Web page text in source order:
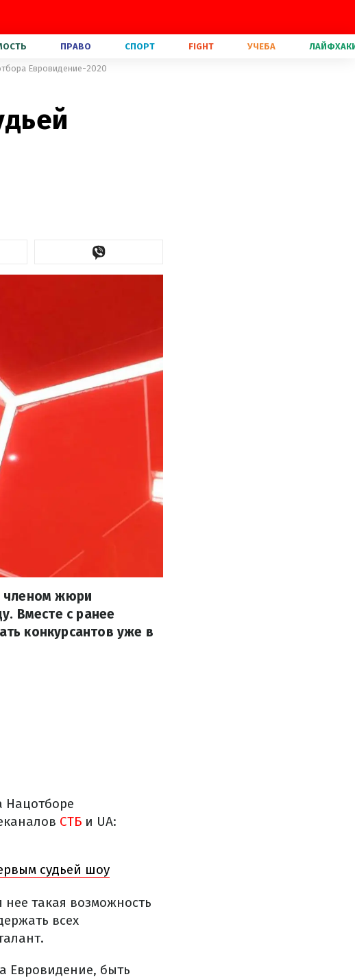
ПРАВО СПОРТ FIGHT УЧЕБА
Евровидение-2020
членом жюри
Вместе с ранее
конкурсантов уже в
Нацотборе
СТБ и UA:
судьей шоу
такая возможность
всех
Евровидение, быть